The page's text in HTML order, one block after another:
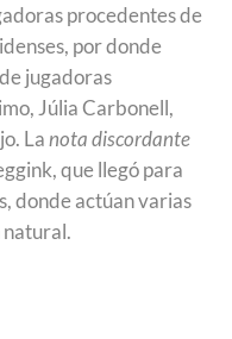
procedentes de
por donde
jugadoras
Júlia Carbonell,
Lanota discordante
que llegó para
donde actúan varias
natural.